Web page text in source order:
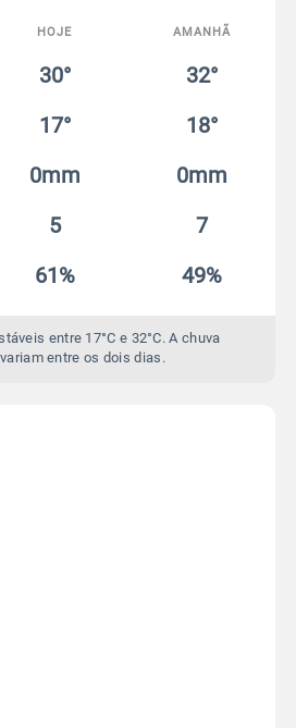
HOJE AMANHÃ
30° 32°
17° 18°
0mm 0mm
5 7
61% 49%
entre 17°C e 32°C. A chuva
entre os dois dias.